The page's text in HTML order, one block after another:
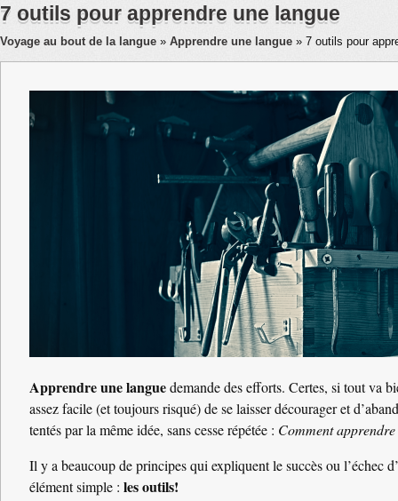
7 outils pour apprendre une langue
Voyage au bout de la langue » Apprendre une langue » 7 outils pour
Apprendre une languedemande des efforts. Certes, si tout va
assez facile (et toujours risqué) de se laisser décourager et
tentés par la même idée, sans cesse répétée : Comment
Il y a beaucoup de principes qui expliquent le succès ou l’échec
élément simple : les outils!